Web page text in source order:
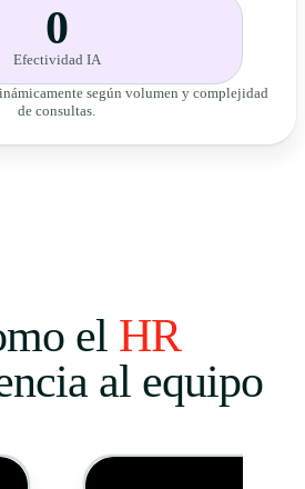
0
Efectividad IA
según volumen y complejidad
de consultas.
el HR
al equipo